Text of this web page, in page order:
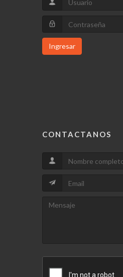
Ingresar
CONTACTANOS